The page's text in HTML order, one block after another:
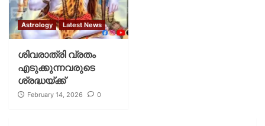
Astrology Latest News
ശിവരാത്രി വ്രതം
എടുക്കുന്നവരുടെ
ശ്രദ്ധയ്ക്ക്
February 14, 2026 0